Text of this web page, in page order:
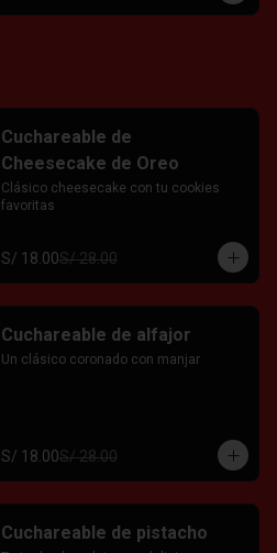
Cuchareable de
Cheesecake de Oreo
Clásico cheesecake con tu cookies
favoritas
S/ 18.00S/ 28.00
Cuchareable de alfajor
Un clásico coronado con manjar
S/ 18.00S/ 28.00
Cuchareable de pistacho